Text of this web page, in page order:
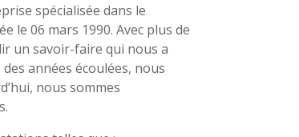
spécialisée dans le
le 06 mars 1990. Avec plus de
un savoir-faire qui nous a
années écoulées, nous
nous sommes